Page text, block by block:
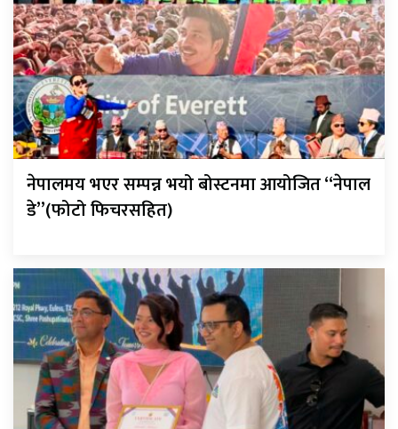
नेपालमय भएर सम्पन्न भयो बोस्टनमा आयोजित “नेपाल
डे”(फोटो फिचरसहित)